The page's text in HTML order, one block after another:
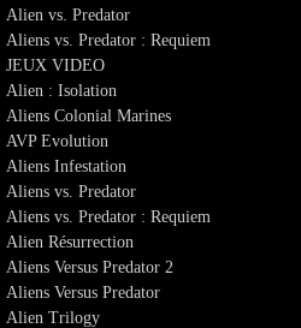
Alien vs. Predator
Aliens vs. Predator : Requiem
JEUX VIDEO
Alien : Isolation
Aliens Colonial Marines
AVP Evolution
Aliens Infestation
Aliens vs. Predator
Aliens vs. Predator : Requiem
Alien Résurrection
Aliens Versus Predator 2
Aliens Versus Predator
Alien Trilogy